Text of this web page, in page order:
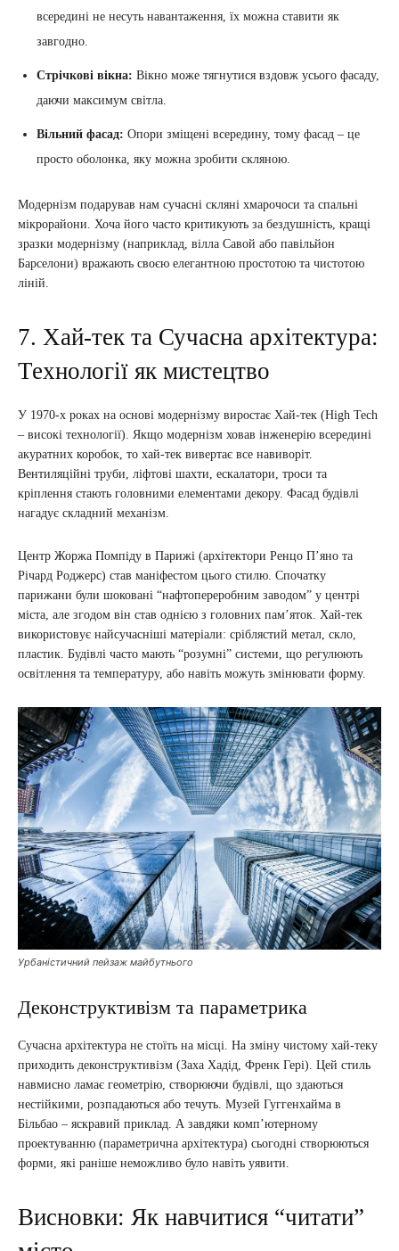
всередині не несуть навантаження, їх можна ставити як
завгодно.
Стрічкові вікна: Вікно може тягнутися вздовж усього фасаду,
даючи максимум світла.
Вільний фасад: Опори зміщені всередину, тому фасад – це
просто оболонка, яку можна зробити скляною.
Модернізм подарував нам сучасні скляні хмарочоси та спальні
мікрорайони. Хоча його часто критикують за бездушність, кращі
зразки модернізму (наприклад, вілла Савой або павільйон
Барселони) вражають своєю елегантною простотою та чистотою
ліній.
7. Хай-тек та Сучасна архітектура:
Технології як мистецтво
У 1970-х роках на основі модернізму виростає Хай-тек (High Tech
– високі технології). Якщо модернізм ховав інженерію всередині
акуратних коробок, то хай-тек вивертає все навиворіт.
Вентиляційні труби, ліфтові шахти, ескалатори, троси та
кріплення стають головними елементами декору. Фасад будівлі
нагадує складний механізм.
Центр Жоржа Помпіду в Парижі (архітектори Ренцо П’яно та
Річард Роджерс) став маніфестом цього стилю. Спочатку
парижани були шоковані “нафтопереробним заводом” у центрі
міста, але згодом він став однією з головних пам’яток. Хай-тек
використовує найсучасніші матеріали: сріблястий метал, скло,
пластик. Будівлі часто мають “розумні” системи, що регулюють
освітлення та температуру, або навіть можуть змінювати форму.
Урбаністичний пейзаж майбутнього
Деконструктивізм та параметрика
Сучасна архітектура не стоїть на місці. На зміну чистому хай-теку
приходить деконструктивізм (Заха Хадід, Френк Гері). Цей стиль
навмисно ламає геометрію, створюючи будівлі, що здаються
нестійкими, розпадаються або течуть. Музей Гуггенхайма в
Більбао – яскравий приклад. А завдяки комп’ютерному
проектуванню (параметрична архітектура) сьогодні створюються
форми, які раніше неможливо було навіть уявити.
Висновки: Як навчитися “читати”